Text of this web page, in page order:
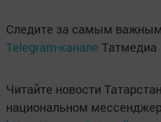
Следите за самым
Telegram-канале Татмедиа
Читайте новости
национальном